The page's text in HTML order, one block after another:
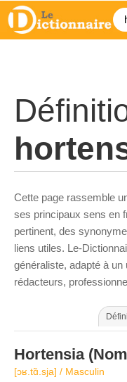
Cette page rassemble
ses principaux sens en
pertinent, des
liens utiles. Le-
généraliste, adapté à
rédacteurs,
Hortensia
[ɔʁ.tɑ̃.sja] / Masculin